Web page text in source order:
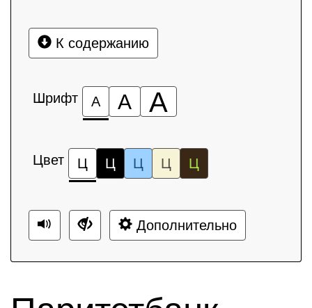
К содержанию
Шрифт А А А
Цвет Ц Ц Ц Ц Ц
Дополнительно